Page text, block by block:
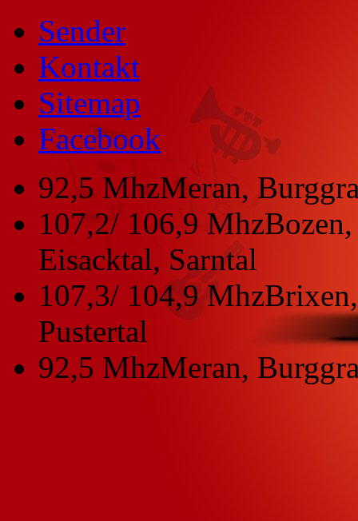
Sender
Kontakt
Sitemap
Facebook
92,5 MhzMeran,
107,2/ 106,9 Mhz
Eisacktal, Sarntal
107,3/ 104,9 Mhz
Pustertal
92,5 MhzMeran,